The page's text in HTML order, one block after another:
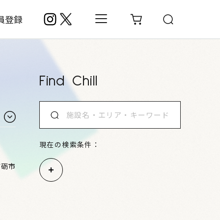
登録
市
Find Chill
現在の検索条件：